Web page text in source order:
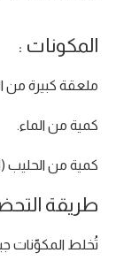
المكونات :
ملعقة كبيرة من
كمية من الماء.
كمية من الحليب
طريقة
تُخلط المكوّنات